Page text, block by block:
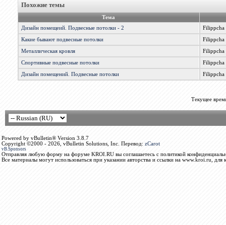
Похожие темы
Тема
Дизайн помещеий. Подвесные потолки - 2
Filippcha
Какие бывают подвесные потолки Filippcha
Металлическая кровля Filippcha
Спортивные подвесные потолки Filippcha
Дизайн помещений. Подвесные потолки Filippcha
Текущее
Powered by vBulletin® Version 3.8.7
Copyright ©2000 - 2026, vBulletin Solutions, Inc. Перевод: zCarot
vB.Sponsors
Отправляя любую форму на форуме KROI.RU вы соглашаетесь с политикой
Все материалы могут использоваться при указании авторства и ссылки на www.kroi.ru, для